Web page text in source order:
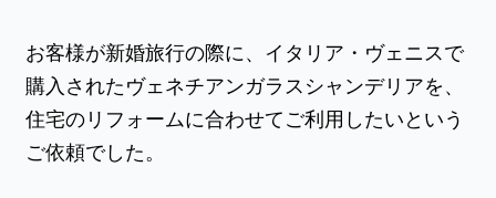
お客様が新婚旅行の際に、イタリア・ヴェニスで
購入されたヴェネチアンガラスシャンデリアを、
住宅のリフォームに合わせてご利用したいという
ご依頼でした。